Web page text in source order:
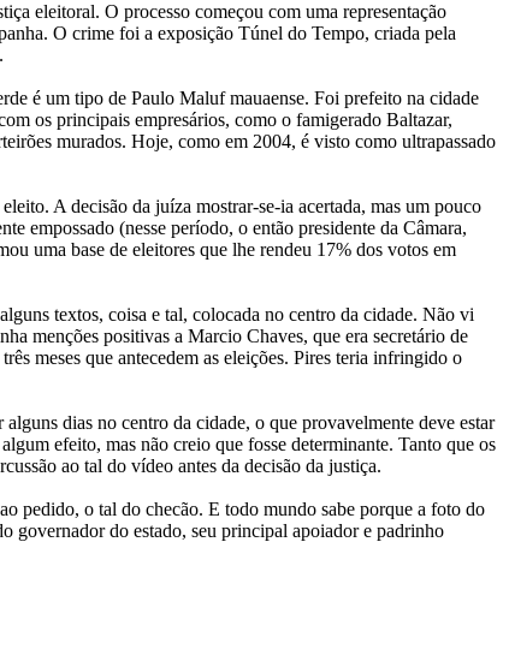
eleitoral. O processo começou com uma representação
O crime foi a exposição Túnel do Tempo, criada pela
é um tipo de Paulo Maluf mauaense. Foi prefeito na cidade
os principais empresários, como o famigerado Baltazar,
murados. Hoje, como em 2004, é visto como ultrapassado
A decisão da juíza mostrar-se-ia acertada, mas um pouco
empossado (nesse período, o então presidente da Câmara,
uma base de eleitores que lhe rendeu 17% dos votos em
textos, coisa e tal, colocada no centro da cidade. Não vi
menções positivas a Marcio Chaves, que era secretário de
meses que antecedem as eleições. Pires teria infringido o
dias no centro da cidade, o que provavelmente deve estar
efeito, mas não creio que fosse determinante. Tanto que os
ao tal do vídeo antes da decisão da justiça.
pedido, o tal do checão. E todo mundo sabe porque a foto do
governador do estado, seu principal apoiador e padrinho